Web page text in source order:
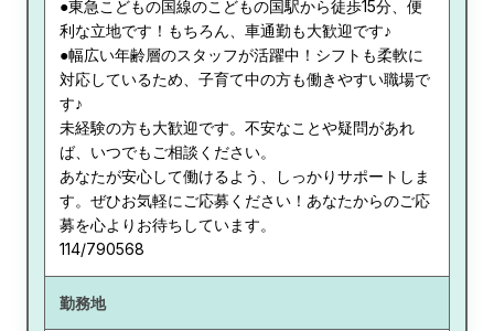
●東急こどもの国線のこどもの国駅から徒歩15分、便
利な立地です！もちろん、車通勤も大歓迎です♪
●幅広い年齢層のスタッフが活躍中！シフトも柔軟に
対応しているため、子育て中の方も働きやすい職場で
す♪
未経験の方も大歓迎です。不安なことや疑問があれ
ば、いつでもご相談ください。
あなたが安心して働けるよう、しっかりサポートしま
す。ぜひお気軽にご応募ください！あなたからのご応
募を心よりお待ちしています。
114/790568
勤務地